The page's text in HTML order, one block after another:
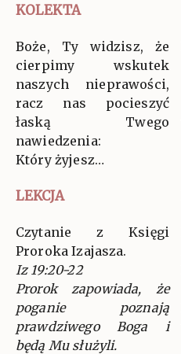
KOLEKTA
Boże, Ty widzisz, że
cierpimy wskutek
naszych nieprawości,
racz nas pocieszyć
łaską Twego
nawiedzenia:
Który żyjesz…
LEKCJA
Czytanie z Księgi
Proroka Izajasza.
Iz 19:20-22
Prorok zapowiada, że
poganie poznają
prawdziwego Boga i
będą Mu służyli.